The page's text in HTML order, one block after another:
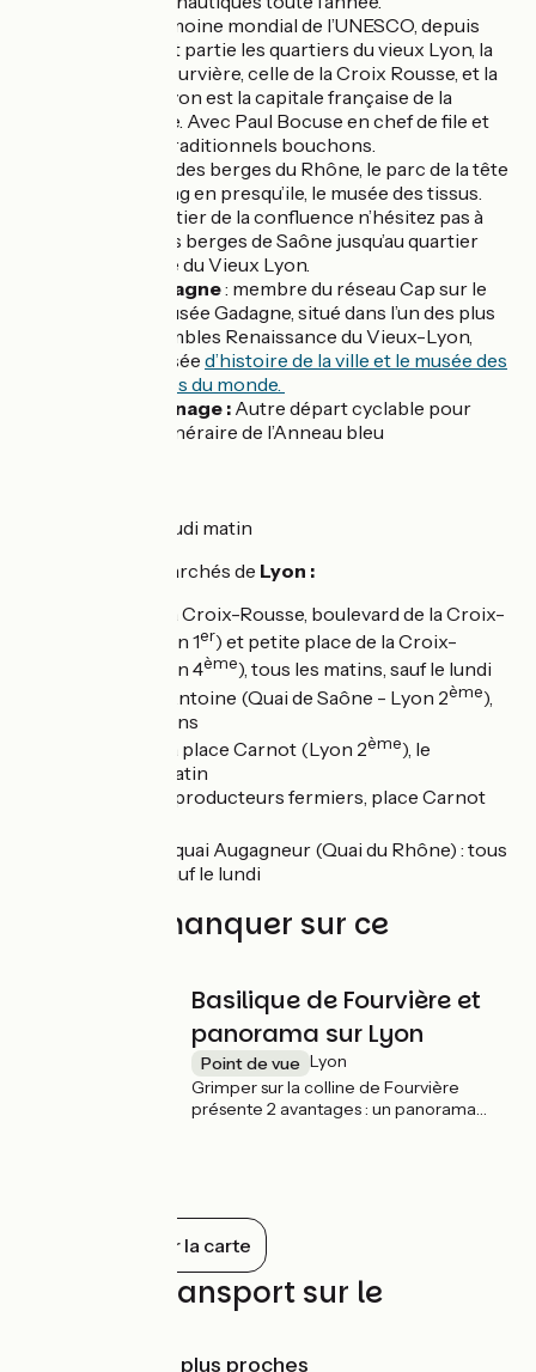
: Patrimoine mondial de l’UNESCO, depuis
1998. En font partie les quartiers du vieux Lyon, la
colline de Fourvière, celle de la Croix Rousse, et la
presqu’ile. Lyon est la capitale française de la
gastronomie. Avec Paul Bocuse en chef de file et
les fameux traditionnels bouchons.
A proximité des berges du Rhône, le parc de la tête
d’or, shopping en presqu’ile, le musée des tissus.
Dans le quartier de la confluence n’hésitez pas à
remonter les berges de Saône jusqu’au quartier
Renaissance du Vieux Lyon.
Musée Gadagne: membre du réseau Cap sur le
Rhône, le musée Gadagne, situé dans l’un des plus
beaux ensembles Renaissance du Vieux-Lyon,
abrite le musée d’histoire de la ville et le musée des
marionnettes du monde.
Canal de Jonage : Autre départ cyclable pour
Lyon par l’itinéraire de l’Anneau bleu
: jeudi matin
Les principaux marchés de Lyon :
Marché de la Croix-Rousse, boulevard de la Croix-
Rousse (Lyon 1er) et petite place de la Croix-
Rousse (Lyon 4ème), tous les matins, sauf le lundi
Quai Saint-Antoine (Quai de Saône - Lyon 2ème),
tous les matins
Marché de la place Carnot (Lyon 2ème), le
dimanche matin
Marché des producteurs fermiers, place Carnot
Marché bio, quai Augagneur (Quai du Rhône) : tous
les matins sauf le lundi
À ne pas manquer sur ce
Basilique de Fourvière et
panorama sur Lyon
Point de vue Lyon
Grimper sur la colline de Fourvière
présente 2 avantages : un panorama
Vierge Marie.
Tout afficher sur la carte
Trains et transport sur le
Gares SNCF les plus proches